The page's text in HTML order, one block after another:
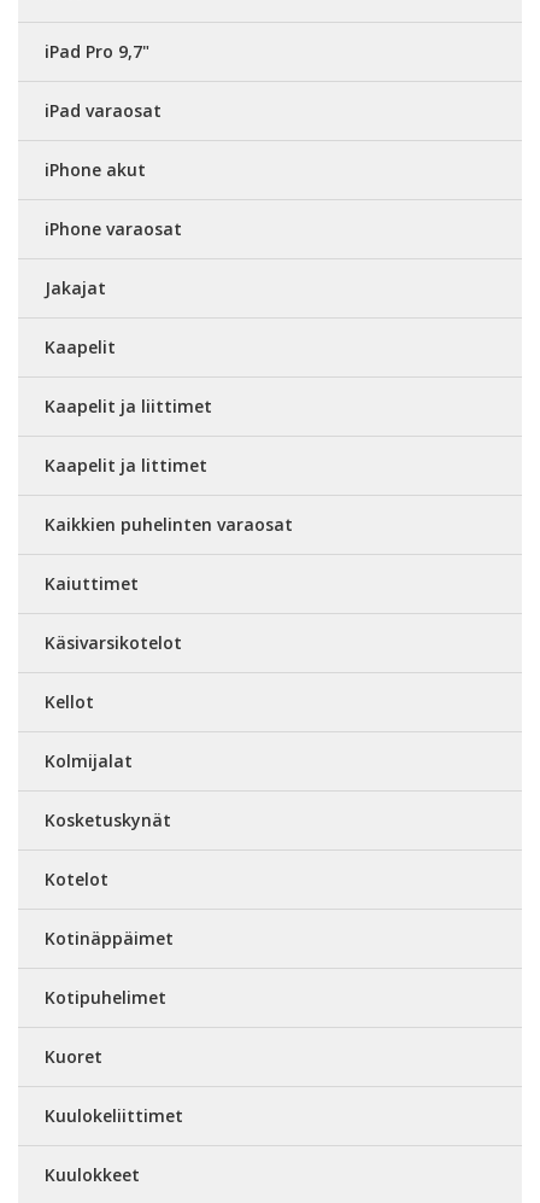
iPad Pro 9,7"
iPad varaosat
iPhone akut
iPhone varaosat
Jakajat
Kaapelit
Kaapelit ja liittimet
Kaapelit ja littimet
Kaikkien puhelinten varaosat
Kaiuttimet
Käsivarsikotelot
Kellot
Kolmijalat
Kosketuskynät
Kotelot
Kotinäppäimet
Kotipuhelimet
Kuoret
Kuulokeliittimet
Kuulokkeet